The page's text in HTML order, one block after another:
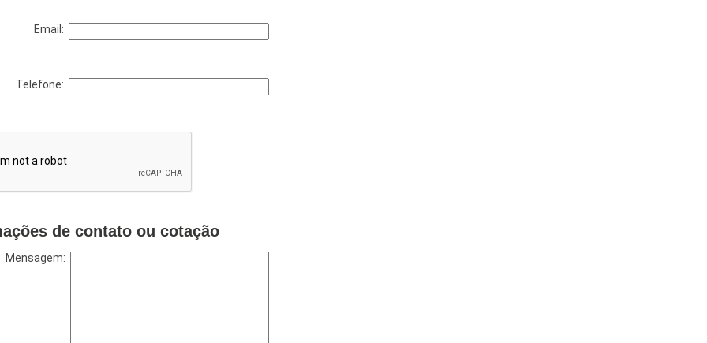
Email:
Telefone:
de contato ou cotação
Mensagem: